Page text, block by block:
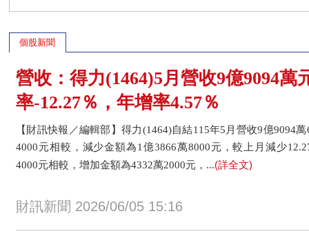
個股新聞
營收：得力(1464)5月營收9億9094萬
率-12.27％，年增率4.57％
【財訊快報／編輯部】得力(1464)自結115年5月營收9億9094
4000元相較，減少金額為1億3866萬8000元，較上月減少
4000元相較，增加金額為4332萬2000元，...(詳全文)
財訊新聞 2026/06/05 15:16